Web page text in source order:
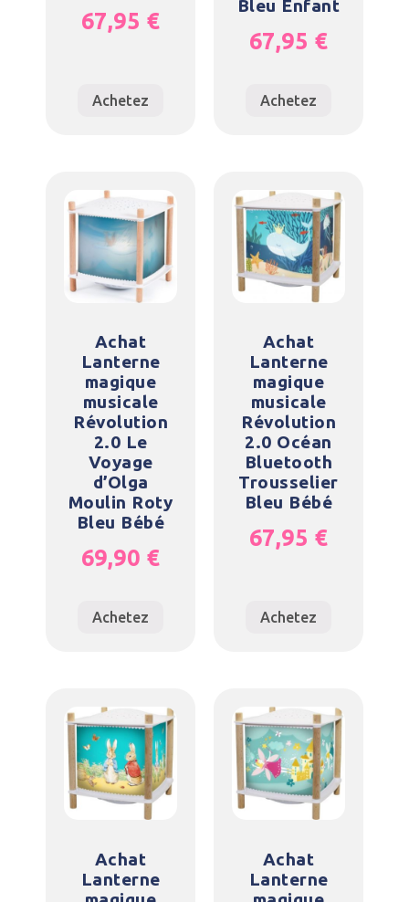
67,95 €
Achetez
Bleu Enfant
67,95 €
Achetez
Achat
Lanterne
magique
musicale
Révolution
2.0 Le
Voyage
d’Olga
Moulin Roty
Bleu Bébé
69,90 €
Achetez
Achat
Lanterne
magique
musicale
Révolution
2.0 Océan
Bluetooth
Trousselier
Bleu Bébé
67,95 €
Achetez
Achat
Lanterne
Achat
Lanterne